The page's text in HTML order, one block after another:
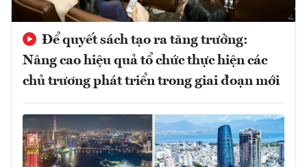
Để quyết sách tạo ra tăng trưởng:
Nâng cao hiệu quả tổ chức thực hiện các
chủ trương phát triển trong giai đoạn mới